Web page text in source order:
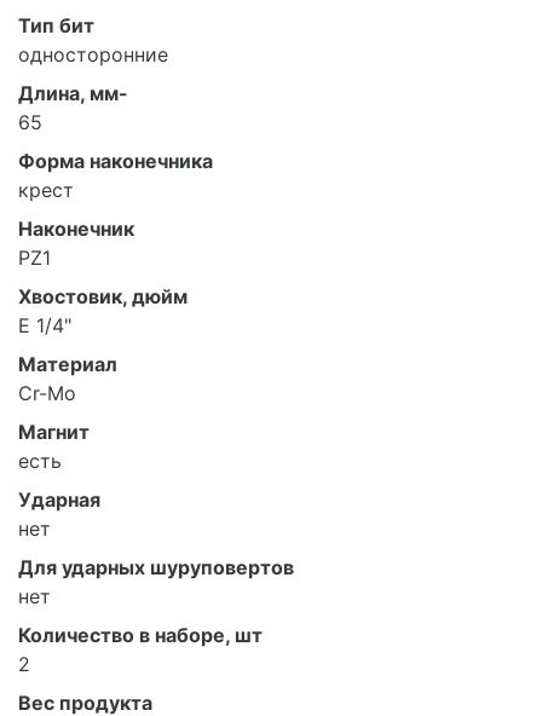
Тип бит
односторонние
Длина, мм-
65
Форма наконечника
крест
Наконечник
PZ1
Хвостовик, дюйм
E 1/4"
Материал
Cr-Mo
Магнит
есть
Ударная
нет
Для ударных шуруповертов
нет
Количество в наборе, шт
2
Вес продукта